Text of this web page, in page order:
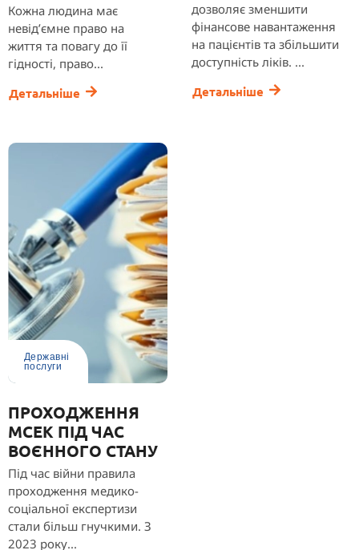
Кожна людина має
невід’ємне право на
життя та повагу до її
гідності, право...
Детальніше
дозволяє зменшити
фінансове навантаження
на пацієнтів та збільшити
доступність ліків. ...
Детальніше
Державні
послуги
ПРОХОДЖЕННЯ
МСЕК ПІД ЧАС
ВОЄННОГО СТАНУ
Під час війни правила
проходження медико-
соціальної експертизи
стали більш гнучкими. З
2023 року...